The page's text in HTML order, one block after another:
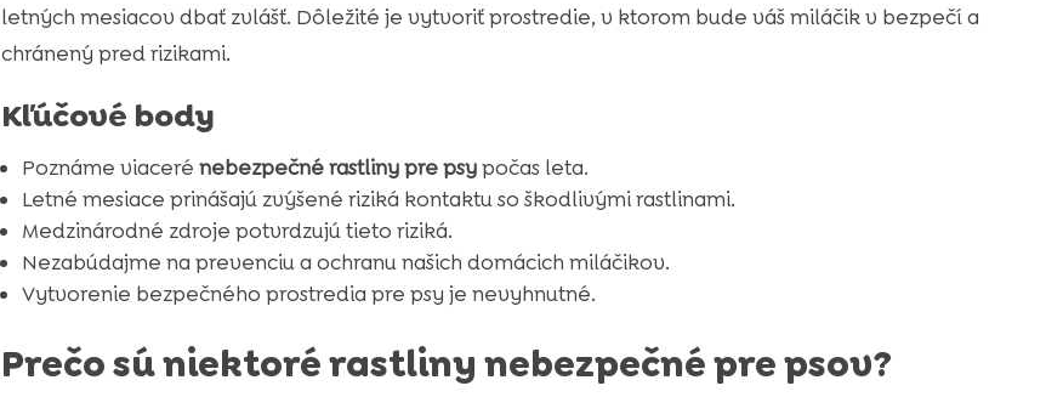
letných mesiacov dbať zvlášť. Dôležité je vytvoriť prostredie, v ktorom bude váš miláčik v bezpečí a
chránený pred rizikami.
Kľúčové body
Poznáme viaceré nebezpečné rastliny pre psypočas leta.
Letné mesiace prinášajú zvýšené riziká kontaktu so škodlivými rastlinami.
Medzinárodné zdroje potvrdzujú tieto riziká.
Nezabúdajme na prevenciu a ochranu našich domácich miláčikov.
Vytvorenie bezpečného prostredia pre psy je nevyhnutné.
Prečo sú niektoré rastliny nebezpečné pre psov?